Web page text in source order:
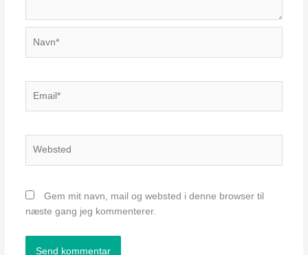
Gem mit navn, mail og websted i denne browser til
næste gang jeg kommenterer.